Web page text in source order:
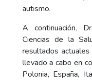
autismo.
A continuación,
Ciencias de la
resultados
llevado a cabo en
Polonia, España,